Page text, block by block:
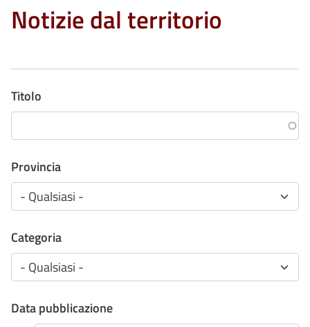
Notizie dal territorio
Titolo
Provincia
Categoria
Data pubblicazione